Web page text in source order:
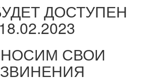
ДОСТУПЕН
18.02.2023
СВОИ